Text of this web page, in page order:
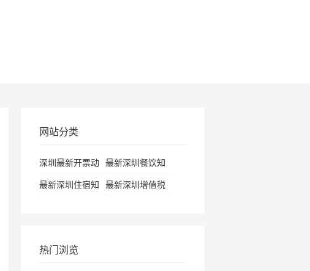
网站分类
深圳最新开票动
最新深圳餐饮知
最新深圳住宿知
最新深圳增值税
热门浏览